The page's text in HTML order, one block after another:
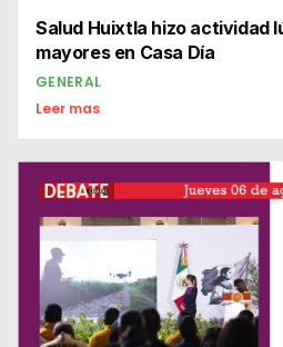
Salud Huixtla hizo actividad
mayores en Casa Día
GENERAL
Leer mas